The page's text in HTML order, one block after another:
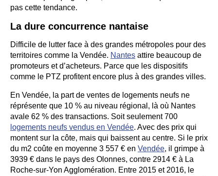
pas cette tendance.
La dure concurrence nantaise
Difficile de lutter face à des grandes métropoles pour des
territoires comme la Vendée. Nantes attire beaucoup de
promoteurs et d’acheteurs. Parce que les dispositifs
comme le PTZ profitent encore plus à des grandes villes.
En Vendée, la part de ventes de logements neufs ne
réprésente que 10 % au niveau régional, là où Nantes
avale 62 % des transactions. Soit seulement 700
logements neufs vendus en Vendée. Avec des prix qui
montent sur la côte, mais qui baissent au centre. Si le prix
du m2 coûte en moyenne 3 557 € en Vendée, il grimpe à
3939 € dans le pays des Olonnes, contre 2914 € à La
Roche-sur-Yon Agglomération. Entre 2015 et 2016, le